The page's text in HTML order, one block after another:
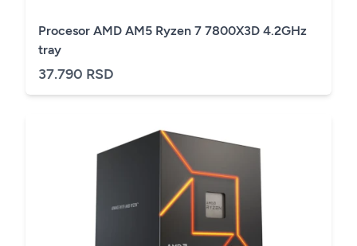
Procesor AMD AM5 Ryzen 7 7800X3D 4.2GHz
tray
37.790 RSD